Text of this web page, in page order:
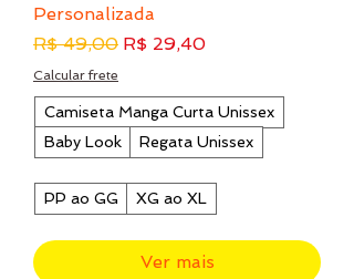
Personalizada
Preço normal
R$ 49,00 Preço promocional
R$ 29,40
Calcular frete
Camiseta Manga Curta Unissex
Baby Look
Regata Unissex
PP ao GG XG ao XL
Ver mais